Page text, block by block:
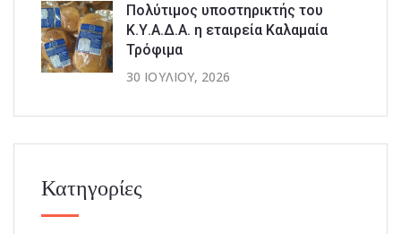
Πολύτιμος υποστηρικτής του
Κ.Υ.Α.Δ.Α. η εταιρεία Καλαμαία
Τρόφιμα
30 ΙΟΥΛΊΟΥ, 2026
Κατηγορίες